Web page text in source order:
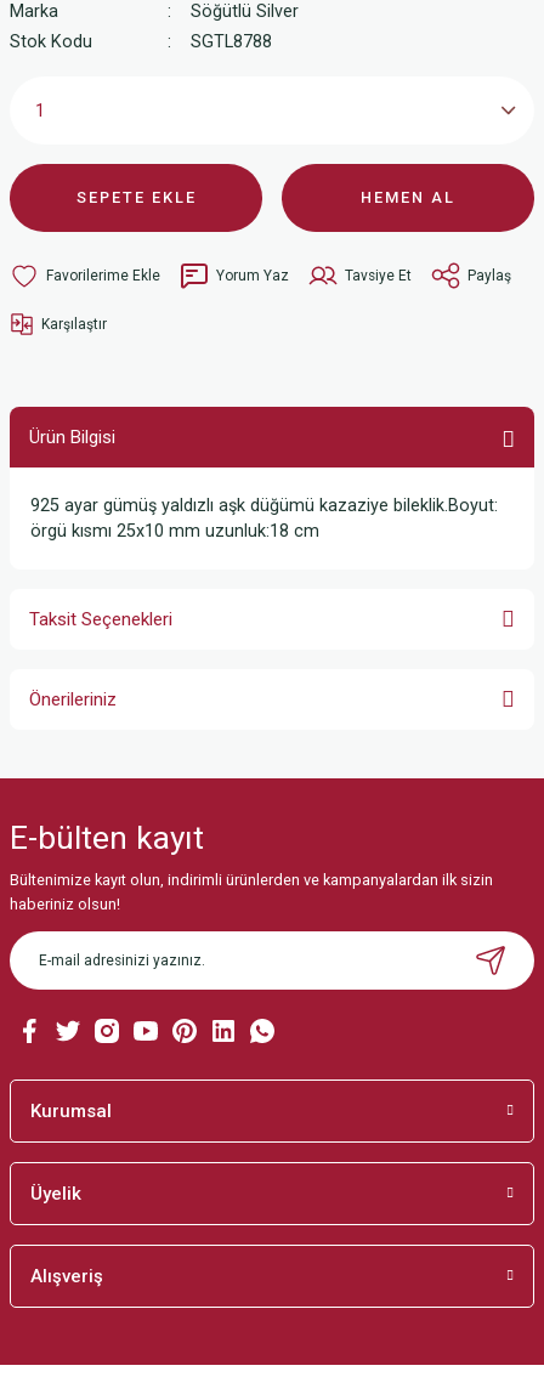
Marka
Söğütlü Silver
Stok Kodu
SGTL8788
SEPETE EKLE HEMEN AL
Yorum Yaz Tavsiye Et Paylaş
Karşılaştır
Ürün Bilgisi
925 ayar gümüş yaldızlı aşk düğümü kazaziye bileklik.Boyut:
örgü kısmı 25x10 mm uzunluk:18 cm
Taksit Seçenekleri
Önerileriniz
Görüş ve önerileriniz için teşekkür ederiz.
Ürün resmi kalitesiz, bozuk veya görüntülenemiyor.
Ürün açıklamasında eksik bilgiler bulunuyor.
Ürün bilgilerinde hatalar bulunuyor.
Bu ürüne benzer farklı alternatifler olmalı.
E-bülten kayıt
Bültenimize kayıt olun, indirimli ürünlerden ve kampanyalardan ilk sizin
haberiniz olsun!
Kurumsal
Üyelik
Alışveriş